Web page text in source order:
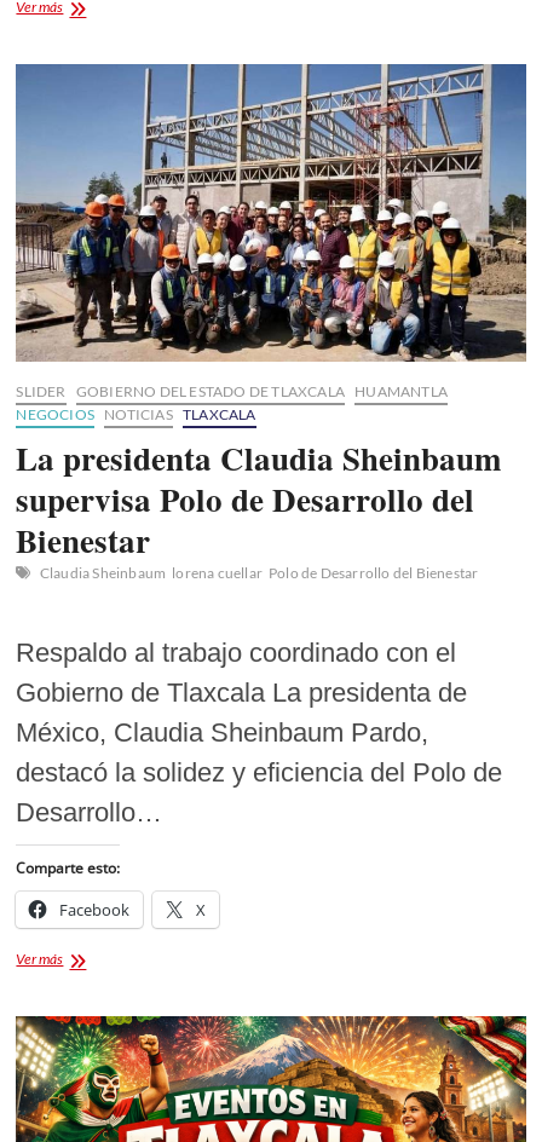
Ver másMoles
¡La
gorrear
cada
fin
de
semana!
SLIDER GOBIERNO DEL ESTADO DE TLAXCALA HUAMANTLA
NEGOCIOS NOTICIAS TLAXCALA
La presidenta Claudia Sheinbaum
supervisa Polo de Desarrollo del
Bienestar
Claudia Sheinbaum lorena cuellar Polo de Desarrollo del Bienestar
Respaldo al trabajo coordinado con el
Gobierno de Tlaxcala La presidenta de
México, Claudia Sheinbaum Pardo,
destacó la solidez y eficiencia del Polo de
Desarrollo…
Comparte esto:
Facebook X
Ver másLa
Sheinbaum
supervisa
Polo
de
Desarrollo
del